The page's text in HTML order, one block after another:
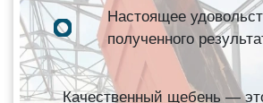
Настоящее
полученного
Качественный щебень —